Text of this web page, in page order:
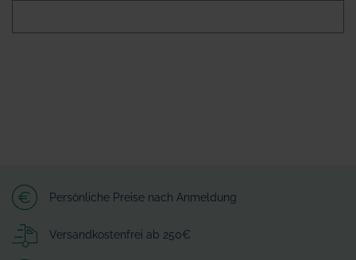
Persönliche Preise nach Anmeldung
Versandkostenfrei ab 250€